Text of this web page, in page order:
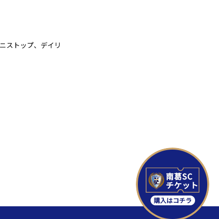
ストップ、デイリ